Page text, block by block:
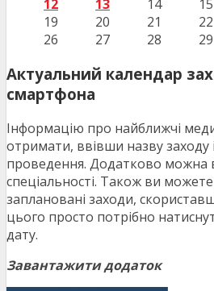
12
13 14 15
19
20 21 22
26
27 28 29
Актуальний календар
смартфона
Інформацію про найближчі
отримати, ввівши назву заходу
проведення. Додатково можна
спеціальності. Також ви
заплановані заходи,
цього просто потрібно
дату.
Завантажити додаток